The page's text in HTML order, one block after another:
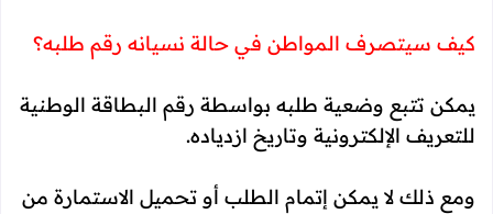
كيف سيتصرف المواطن في حالة نسيانه رقم طلبه؟
يمكن تتبع وضعية طلبه بواسطة رقم البطاقة الوطنية
للتعريف الإلكترونية وتاريخ ازدياده.
ومع ذلك لا يمكن إتمام الطلب أو تحميل الاستمارة من